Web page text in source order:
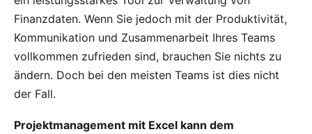
Finanzdaten. Wenn Sie jedoch mit der Produktivität,
Kommunikation und Zusammenarbeit Ihres Teams
vollkommen zufrieden sind, brauchen Sie nichts zu
ändern. Doch bei den meisten Teams ist dies nicht
der Fall.
Projektmanagement mit Excel kann dem